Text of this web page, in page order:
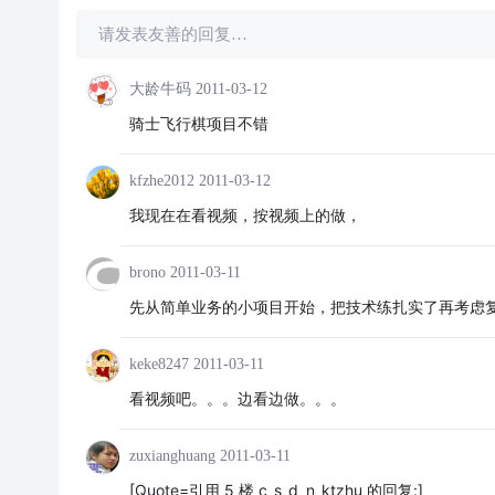
请发表友善的回复…
大龄牛码 2011-03-12
骑士飞行棋项目不错
kfzhe2012 2011-03-12
我现在在看视频，按视频上的做，
brono 2011-03-11
先从简单业务的小项目开始，把技术练扎实了再考虑
keke8247 2011-03-11
看视频吧。。。边看边做。。。
zuxianghuang 2011-03-11
[Quote=引用 5 楼 c_s_d_n_ktzhu 的回复:]